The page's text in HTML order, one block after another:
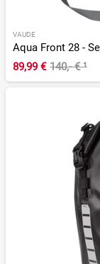
VAUDE
Aqua Front 28 -
89,99 € 140,- €¹